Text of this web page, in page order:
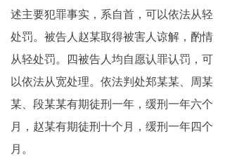
述主要犯罪事实，系自首，可以依法从轻
处罚。被告人赵某取得被害人谅解，酌情
从轻处罚。四被告人均自愿认罪认罚，可
以依法从宽处理。依法判处郑某某、周某
某、段某某有期徒刑一年，缓刑一年六个
月，赵某有期徒刑十个月，缓刑一年四个
月。